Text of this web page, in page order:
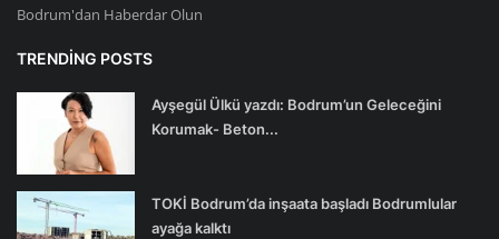
Bodrum'dan Haberdar Olun
TRENDING POSTS
Ayşegül Ülkü yazdı: Bodrum’un Geleceğini
Korumak- Beton...
TOKİ Bodrum’da inşaata başladı Bodrumlular
ayağa kalktı